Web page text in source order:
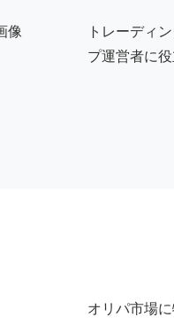
トレーディ
プ運営者に
オリパ市場